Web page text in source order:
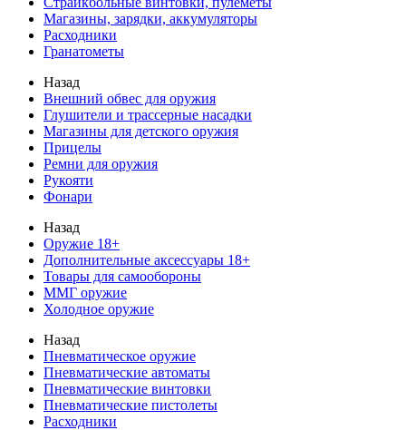
Магазины, зарядки, аккумуляторы
Расходники
Гранатометы
Назад
Внешний обвес для оружия
Глушители и трассерные насадки
Магазины для детского оружия
Прицелы
Ремни для оружия
Рукояти
Фонари
Назад
Оружие 18+
Дополнительные аксессуары 18+
Товары для самообороны
ММГ оружие
Холодное оружие
Назад
Пневматическое оружие
Пневматические автоматы
Пневматические винтовки
Пневматические пистолеты
Расходники